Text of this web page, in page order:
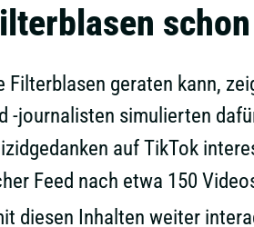
geraten kann,
-journalisten simulierten
auf TikTok
Feed nach etwa 150
diesen Inhalten weiter